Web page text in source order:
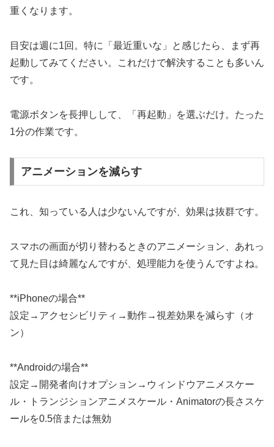
重くなります。
目安は週に1回。特に「最近重いな」と感じたら、まず再
起動してみてください。これだけで解決することも多いん
です。
電源ボタンを長押しして、「再起動」を選ぶだけ。たった
1分の作業です。
アニメーションを減らす
これ、知っている人は少ないんですが、効果は抜群です。
スマホの画面が切り替わるときのアニメーション、あれっ
て見た目は綺麗なんですが、処理能力を使うんですよね。
**iPhoneの場合**
設定→アクセシビリティ→動作→視差効果を減らす（オ
ン）
**Androidの場合**
設定→開発者向けオプション→ウィンドウアニメスケー
ル・トランジションアニメスケール・Animatorの長さスケ
ールを0.5倍または無効